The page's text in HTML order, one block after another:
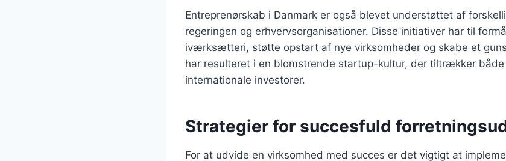
Entreprenørskab i Danmark er også blevet understøttet af
regeringen og erhvervsorganisationer. Disse initiativer har til
iværksætteri, støtte opstart af nye virksomheder og skabe et
har resulteret i en blomstrende startup-kultur, der tiltrækker både
internationale investorer.
Strategier for succesfuld
For at udvide en virksomhed med succes er det vigtigt at